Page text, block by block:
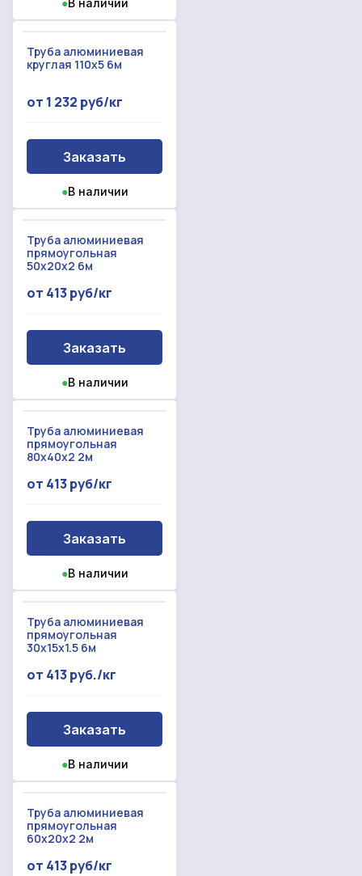
●В наличии
Труба алюминиевая
круглая 110x5 6м
от 1 232 руб/кг
Заказать
●В наличии
Труба алюминиевая
прямоугольная
50x20x2 6м
от 413 руб/кг
Заказать
●В наличии
Труба алюминиевая
прямоугольная
80x40x2 2м
от 413 руб/кг
Заказать
●В наличии
Труба алюминиевая
прямоугольная
30x15x1.5 6м
от 413 руб./кг
Заказать
●В наличии
Труба алюминиевая
прямоугольная
60x20x2 2м
от 413 руб/кг
Прикрепить смету на расчет
Отправить запрос
Даю согласие на